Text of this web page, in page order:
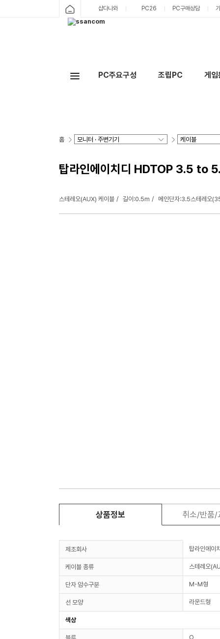
샵다나와 PC26 PC구매상담
PC주요구성 조립PC 게
홈
탑라인에이치디 HDTOP 3.5 to
스테레오(AUX) 케이블 길이:0.5m 메인단자:3.5스테레오
상품정보 취소/반품/
제조회사 탑라인에이
케이블 종류 스테레오
단자 암수구분 M-M형
선 모양 라운드형
색상
O